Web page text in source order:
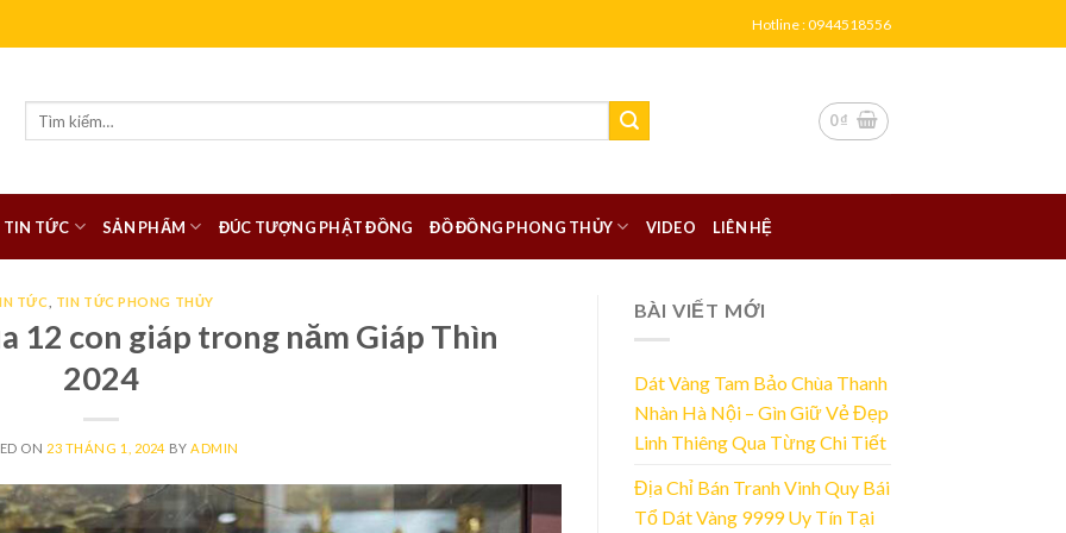
Hotline : 0944518556
0₫
TIN TỨC SẢN PHẨM ĐÚC TƯỢNG PHẬT ĐỒNG ĐỒ ĐỒNG PHONG THỦY VIDEO LIÊN HỆ
TỨC TIN TỨC PHONG THỦY
12 con giáp trong năm Giáp Thìn
2024
ON 23 THÁNG 1, 2024 BY ADMIN
BÀI VIẾT MỚI
Dát Vàng Tam Bảo Chùa Thanh
Nhàn Hà Nội – Gìn Giữ Vẻ Đẹp
Linh Thiêng Qua Từng Chi Tiết
Địa Chỉ Bán Tranh Vinh Quy Bái
Tổ Dát Vàng 9999 Uy Tín Tại